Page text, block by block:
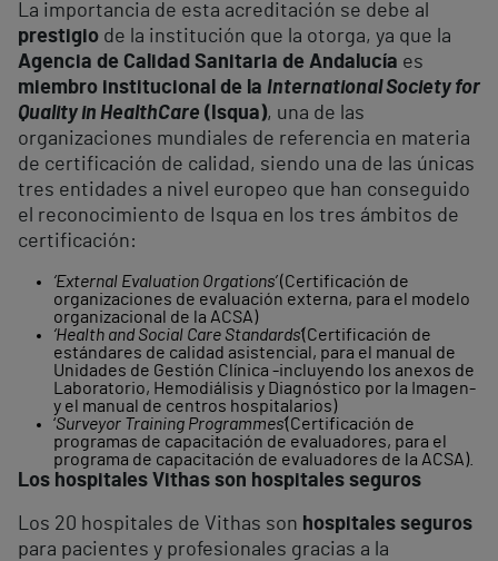
La importancia de esta acreditación se debe al
prestigio de la institución que la otorga, ya que la
Agencia de Calidad Sanitaria de Andalucía es
miembro institucional de la International Society for
Quality in HealthCare (Isqua), una de las
organizaciones mundiales de referencia en materia
de certificación de calidad, siendo una de las únicas
tres entidades a nivel europeo que han conseguido
el reconocimiento de Isqua en los tres ámbitos de
certificación:
‘External Evaluation Orgations’(Certificación de
organizaciones de evaluación externa, para el modelo
organizacional de la ACSA)
‘Health and Social Care Standards‘(Certificación de
estándares de calidad asistencial, para el manual de
Unidades de Gestión Clínica -incluyendo los anexos de
Laboratorio, Hemodiálisis y Diagnóstico por la Imagen-
y el manual de centros hospitalarios)
‘Surveyor Training Programmes‘(Certificación de
programas de capacitación de evaluadores, para el
programa de capacitación de evaluadores de la ACSA).
Los hospitales Vithas son hospitales seguros
Los 20 hospitales de Vithas son hospitales seguros
para pacientes y profesionales gracias a la